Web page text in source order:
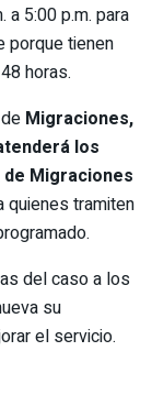
a 5:00 p.m. para
porque tienen
horas.
Migraciones,
los
Migraciones
quienes tramiten
del caso a los
su
el servicio.